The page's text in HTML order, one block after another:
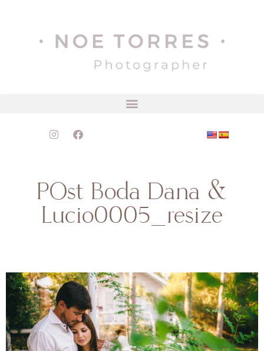
POst Boda Dana &
Lucio0005_resize